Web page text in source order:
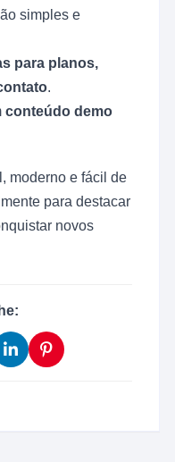
simples e
para planos,
.
conteúdo demo
moderno e fácil de
para destacar
novos